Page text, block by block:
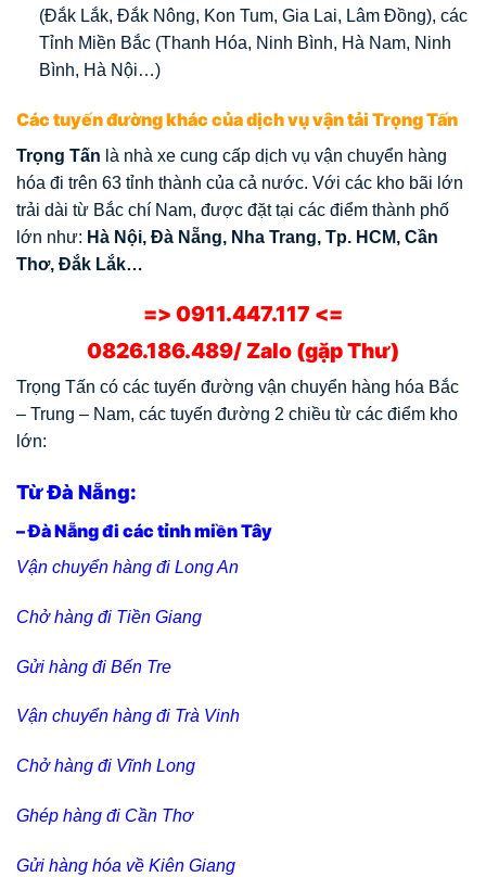
(Đắk Lắk, Đắk Nông, Kon Tum, Gia Lai, Lâm Đồng), các
Tỉnh Miền Bắc (Thanh Hóa, Ninh Bình, Hà Nam, Ninh
Bình, Hà Nội…)
Các tuyến đường khác của dịch vụ vận tải Trọng Tấn
Trọng Tấn là nhà xe cung cấp dịch vụ vận chuyển hàng
hóa đi trên 63 tỉnh thành của cả nước. Với các kho bãi lớn
trải dài từ Bắc chí Nam, được đặt tại các điểm thành phố
lớn như: Hà Nội, Đà Nẵng, Nha Trang, Tp. HCM, Cần
Thơ, Đắk Lắk…
=> 0911.447.117 <=
0826.186.489/ Zalo (gặp Thư)
Trọng Tấn có các tuyến đường vận chuyển hàng hóa Bắc
– Trung – Nam, các tuyến đường 2 chiều từ các điểm kho
lớn:
Từ Đà Nẵng:
– Đà Nẵng đi các tỉnh miền Tây
Vận chuyển hàng đi Long An
Chở hàng đi Tiền Giang
Gửi hàng đi Bến Tre
Vận chuyển hàng đi Trà Vinh
Chở hàng đi Vĩnh Long
Ghép hàng đi Cần Thơ
Gửi hàng hóa về Kiên Giang